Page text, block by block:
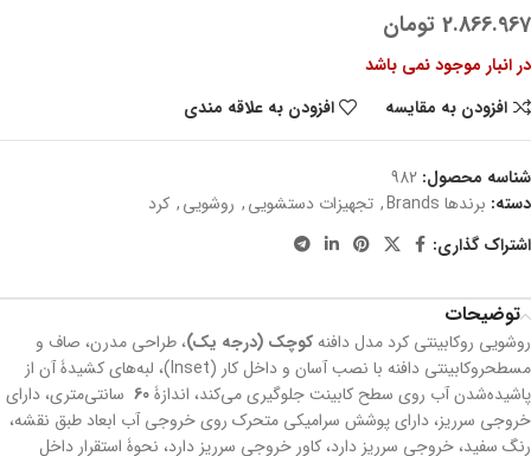
2.866.967 تومان
در انبار موجود نمی باشد
افزودن به مقایسه
افزودن به علاقه مندی
شناسه محصول: 982
دسته: برندها Brands , تجهیزات دستشویی, روشویی, کرد
اشتراک گذاری:
توضیحات
روشویی روکابینتی کرد مدل دافنهکوچک (درجه یک)، طراحی مدرن، صاف و
مسطحروکابینتی دافنه با نصب آسان و داخل کار (Inset)، لبه‌های کشیدۀ آن از
پاشیده‌شدن آب روی سطح کابینت جلوگیری می‌کند، اندازۀ60 سانتی‌متری، دارای
خروجی سرریز، دارای پوشش سرامیکی متحرک روی خروجی آب ابعاد طبق نقشه،
رنگ سفید، خروجی سرریز دارد، کاور خروجی سرریز دارد، نحوۀ استقرار داخل